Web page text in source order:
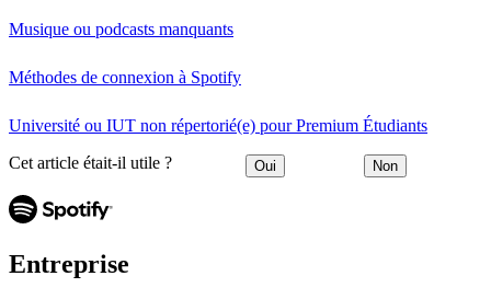
Musique ou podcasts manquants
Méthodes de connexion à Spotify
Université ou IUT non répertorié(e) pour Premium Étudiants
Cet article était-il utile ? Oui Non
Entreprise